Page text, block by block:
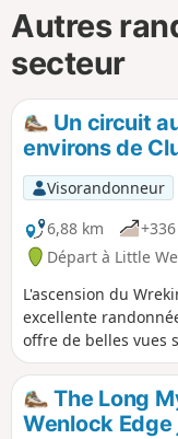
Autres
secteur
Un circuit
environs de
Visorandonneur
6,88 km
Départ à Little
L'ascension du
excellente
offre de belles vues
noter qu'il y a deux
atteindre la crête
par temps clair et
The Long
Wenlock Edge